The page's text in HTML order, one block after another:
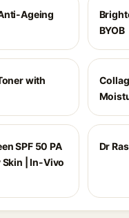
Ageing
BYOB
with
SPF 50 PA
Skin | In-Vivo
Dr